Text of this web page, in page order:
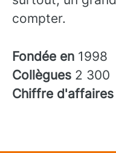
compter.
Fondée en 1998
Collègues 2 300
Chiffre d'affaires